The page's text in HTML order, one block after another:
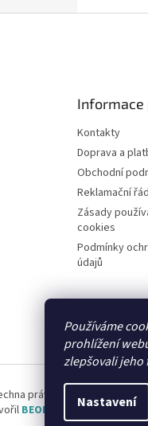
Používáme
prohlížení
zlepšovali jeho
Nastavení
Informace
Kontakty
Doprava a
Obchodní
Reklamační řád
Zásady
cookies
Podmínky
údajů
práva vyhrazena.
BEOM.cz